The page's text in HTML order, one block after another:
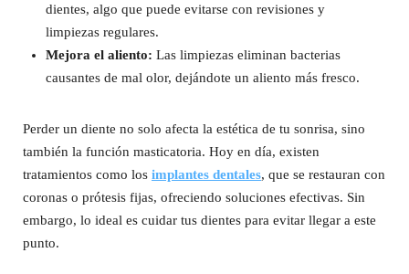
dientes, algo que puede evitarse con revisiones y
limpiezas regulares.
Mejora el aliento: Las limpiezas eliminan bacterias
causantes de mal olor, dejándote un aliento más fresco.
Perder un diente no solo afecta la estética de tu sonrisa, sino
también la función masticatoria. Hoy en día, existen
tratamientos como los implantes dentales, que se restauran con
coronas o prótesis fijas, ofreciendo soluciones efectivas. Sin
embargo, lo ideal es cuidar tus dientes para evitar llegar a este
punto.